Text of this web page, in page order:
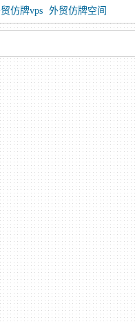
仿牌vps 外贸仿牌空间